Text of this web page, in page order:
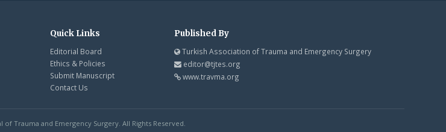
Quick Links
Editorial Board
Ethics & Policies
Submit Manuscript
Contact Us
Published By
Turkish Association of Trauma and Emergency Surgery
editor@tjtes.org
www.travma.org
of Trauma and Emergency Surgery. All Rights Reserved.